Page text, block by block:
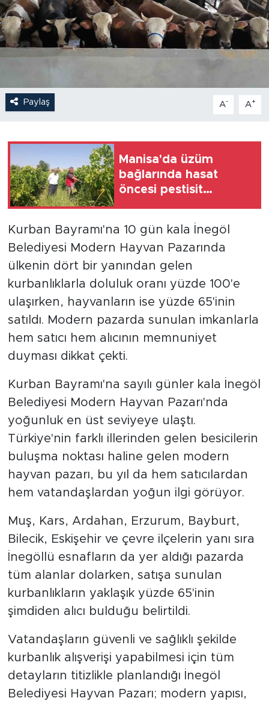
Paylaş A- A+
Manisa'da üzüm
bağlarında hasat
öncesi pestisit
Kurban Bayramı'na 10 gün kala İnegöl
Belediyesi Modern Hayvan Pazarında
ülkenin dört bir yanından gelen
kurbanlıklarla doluluk oranı yüzde 100'e
ulaşırken, hayvanların ise yüzde 65'inin
satıldı. Modern pazarda sunulan imkanlarla
hem satıcı hem alıcının memnuniyet
duyması dikkat çekti.
Kurban Bayramı'na sayılı günler kala İnegöl
Belediyesi Modern Hayvan Pazarı'nda
yoğunluk en üst seviyeye ulaştı.
Türkiye'nin farklı illerinden gelen besicilerin
buluşma noktası haline gelen modern
hayvan pazarı, bu yıl da hem satıcılardan
hem vatandaşlardan yoğun ilgi görüyor.
Muş, Kars, Ardahan, Erzurum, Bayburt,
Bilecik, Eskişehir ve çevre ilçelerin yanı sıra
İnegöllü esnafların da yer aldığı pazarda
tüm alanlar dolarken, satışa sunulan
kurbanlıkların yaklaşık yüzde 65'inin
şimdiden alıcı bulduğu belirtildi.
Vatandaşların güvenli ve sağlıklı şekilde
kurbanlık alışverişi yapabilmesi için tüm
detayların titizlikle planlandığı İnegöl
Belediyesi Hayvan Pazarı; modern yapısı,